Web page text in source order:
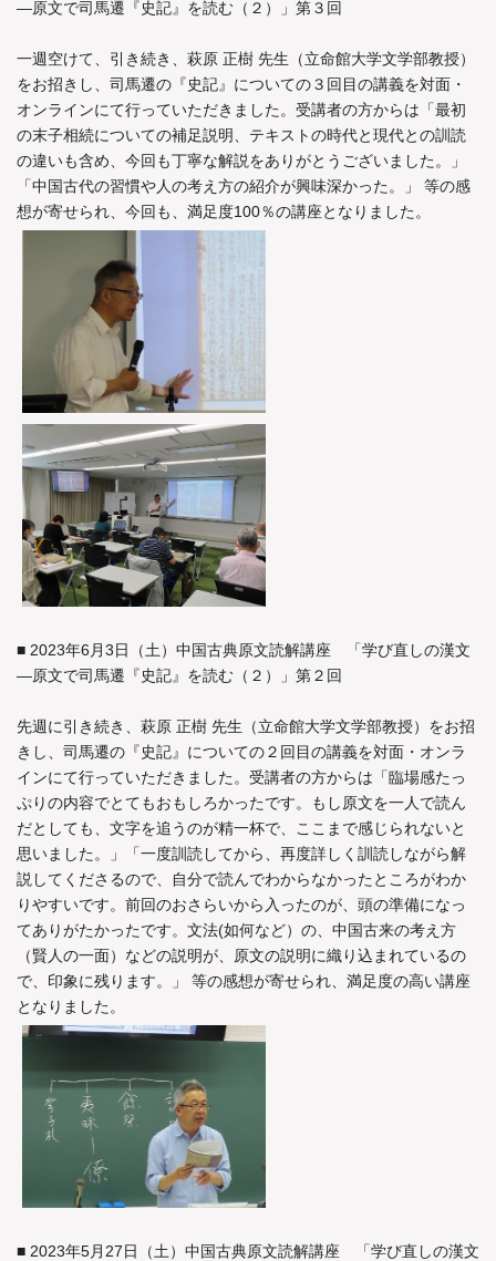
―原文で司馬遷『史記』を読む（２）」第３回
一週空けて、引き続き、萩原 正樹 先生（立命館大学文学部教授）
をお招きし、司馬遷の『史記』についての３回目の講義を対面・
オンラインにて行っていただきました。受講者の方からは「最初
の末子相続についての補足説明、テキストの時代と現代との訓読
の違いも含め、今回も丁寧な解説をありがとうございました。」
「中国古代の習慣や人の考え方の紹介が興味深かった。」 等の感
想が寄せられ、今回も、満足度100％の講座となりました。
■ 2023年6月3日（土）中国古典原文読解講座 「学び直しの漢文
―原文で司馬遷『史記』を読む（２）」第２回
先週に引き続き、萩原 正樹 先生（立命館大学文学部教授）をお招
きし、司馬遷の『史記』についての２回目の講義を対面・オンラ
インにて行っていただきました。受講者の方からは「臨場感たっ
ぷりの内容でとてもおもしろかったです。もし原文を一人で読ん
だとしても、文字を追うのが精一杯で、ここまで感じられないと
思いました。」「一度訓読してから、再度詳しく訓読しながら解
説してくださるので、自分で読んでわからなかったところがわか
りやすいです。前回のおさらいから入ったのが、頭の準備になっ
てありがたかったです。文法(如何など）の、中国古来の考え方
（賢人の一面）などの説明が、原文の説明に織り込まれているの
で、印象に残ります。」 等の感想が寄せられ、満足度の高い講座
となりました。
■ 2023年5月27日（土）中国古典原文読解講座 「学び直しの漢文